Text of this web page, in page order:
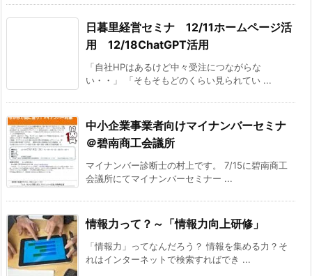
日暮里経営セミナ 12/11ホームページ活
用 12/18ChatGPT活用
「自社HPはあるけど中々受注につながらな
い・・」 「そもそもどのくらい見られてい ...
中小企業事業者向けマイナンバーセミナ
＠碧南商工会議所
マイナンバー診断士の村上です。 7/15に碧南商工
会議所にてマイナンバーセミナー ...
情報力って？～「情報力向上研修」
「情報力」ってなんだろう？ 情報を集める力？そ
れはインターネットで検索すればでき ...